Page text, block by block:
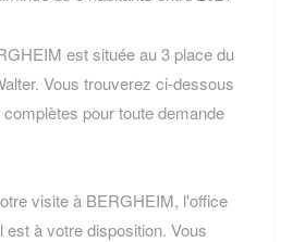
est située au 3 place du
Vous trouverez ci-dessous
pour toute demande
visite à BERGHEIM, l'office
est à votre disposition. Vous